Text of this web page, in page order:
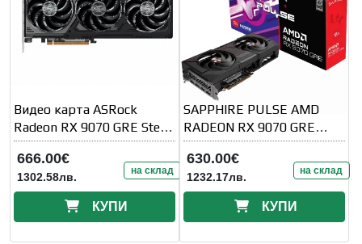
Видео карта ASRock
Radeon RX 9070 GRE Steel
Legend Dark 12GB OC
GDDR6
666.00€
1302.58лв. на склад
КУПИ
SAPPHIRE PULSE AMD
RADEON RX 9070 GRE
GAMING OC 12GB DUAL
HDMI
630.00€
1232.17лв. на склад
КУПИ